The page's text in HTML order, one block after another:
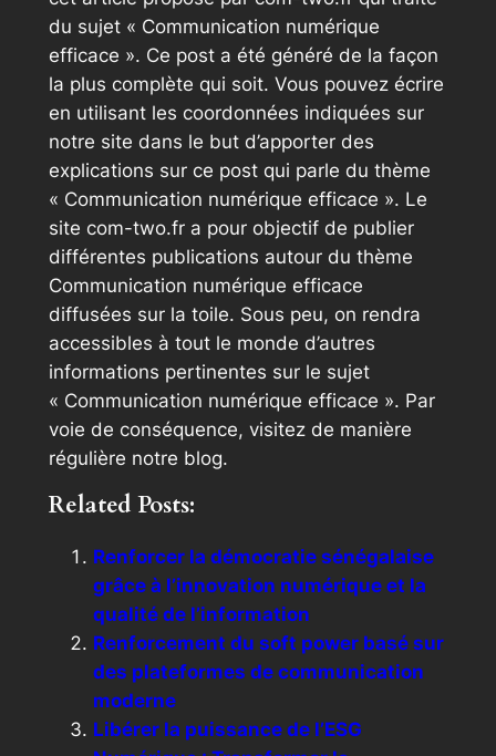
du sujet « Communication numérique
efficace ». Ce post a été généré de la façon
la plus complète qui soit. Vous pouvez écrire
en utilisant les coordonnées indiquées sur
notre site dans le but d’apporter des
explications sur ce post qui parle du thème
« Communication numérique efficace ». Le
site com-two.fr a pour objectif de publier
différentes publications autour du thème
Communication numérique efficace
diffusées sur la toile. Sous peu, on rendra
accessibles à tout le monde d’autres
informations pertinentes sur le sujet
« Communication numérique efficace ». Par
voie de conséquence, visitez de manière
régulière notre blog.
Related Posts:
Renforcer la démocratie sénégalaise
grâce à l’innovation numérique et la
qualité de l’information
Renforcement du soft power basé sur
des plateformes de communication
moderne
Libérer la puissance de l’ESG